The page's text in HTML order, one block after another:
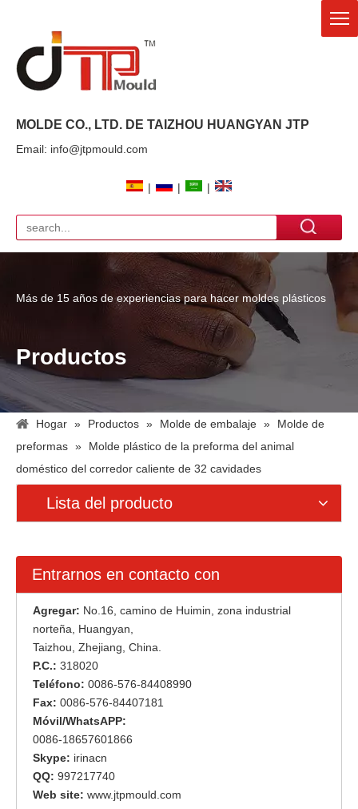
MOLDE CO., LTD. DE TAIZHOU HUANGYAN JTP
Email: info@jtpmould.com
| | |
Más de 15 años de experiencias para hacer moldes plásticos
Productos
Hogar » Productos » Molde de embalaje »
Molde de
preformas »
Molde plástico de la preforma del animal
doméstico del corredor caliente de 32 cavidades
Lista del producto
Entrarnos en contacto con
Agregar: No.16, camino de Huimin, zona industrial
norteña, Huangyan,
Taizhou, Zhejiang, China.
P.C.: 318020
Teléfono: 0086-576-84408990
Fax: 0086-576-84407181
Móvil/WhatsAPP:
0086-18657601866
Skype: irinacn
QQ: 997217740
Web site: www.jtpmould.com